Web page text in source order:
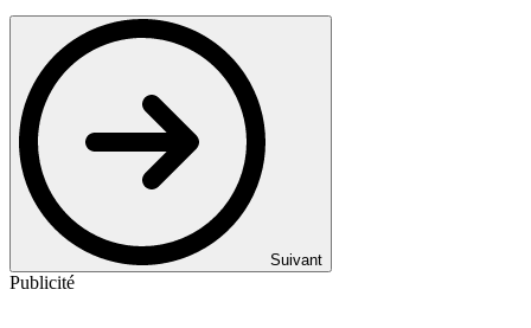
Suivant
Publicité